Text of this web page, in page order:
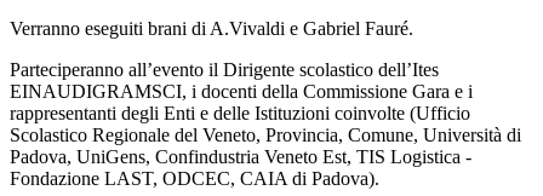
Verranno eseguiti brani di A.Vivaldi e Gabriel Fauré.
Parteciperanno all’evento il Dirigente scolastico dell’Ites
EINAUDIGRAMSCI, i docenti della Commissione Gara e i
rappresentanti degli Enti e delle Istituzioni coinvolte (Ufficio
Scolastico Regionale del Veneto, Provincia, Comune, Università di
Padova, UniGens, Confindustria Veneto Est, TIS Logistica -
Fondazione LAST, ODCEC, CAIA di Padova).